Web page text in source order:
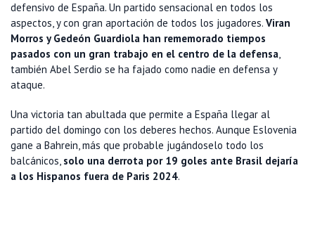
defensivo de España. Un partido sensacional en todos los
aspectos, y con gran aportación de todos los jugadores. Viran
Morros y Gedeón Guardiola han rememorado tiempos
pasados con un gran trabajo en el centro de la defensa,
también Abel Serdio se ha fajado como nadie en defensa y
ataque.
Una victoria tan abultada que permite a España llegar al
partido del domingo con los deberes hechos. Aunque Eslovenia
gane a Bahrein, más que probable jugándoselo todo los
balcánicos, solo una derrota por 19 goles ante Brasil dejaría
a los Hispanos fuera de Paris 2024.